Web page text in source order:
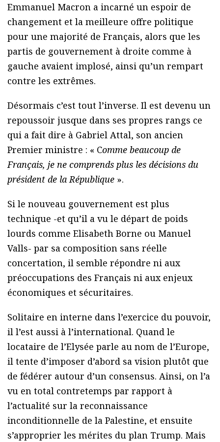
Emmanuel Macron a incarné un espoir de
changement et la meilleure offre politique
pour une majorité de Français, alors que les
partis de gouvernement à droite comme à
gauche avaient implosé, ainsi qu’un rempart
contre les extrêmes.
Désormais c’est tout l’inverse. Il est devenu un
repoussoir jusque dans ses propres rangs ce
qui a fait dire à Gabriel Attal, son ancien
Premier ministre : « Comme beaucoup de
Français, je ne comprends plus les décisions du
président de la République ».
Si le nouveau gouvernement est plus
technique -et qu’il a vu le départ de poids
lourds comme Elisabeth Borne ou Manuel
Valls- par sa composition sans réelle
concertation, il semble répondre ni aux
préoccupations des Français ni aux enjeux
économiques et sécuritaires.
Solitaire en interne dans l’exercice du pouvoir,
il l’est aussi à l’international. Quand le
locataire de l’Elysée parle au nom de l’Europe,
il tente d’imposer d’abord sa vision plutôt que
de fédérer autour d’un consensus. Ainsi, on l’a
vu en total contretemps par rapport à
l’actualité sur la reconnaissance
inconditionnelle de la Palestine, et ensuite
s’approprier les mérites du plan Trump. Mais